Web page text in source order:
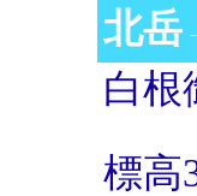
北
白
標高